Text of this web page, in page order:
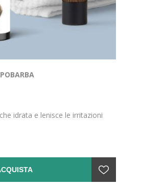
idrata e lenisce le irritazioni